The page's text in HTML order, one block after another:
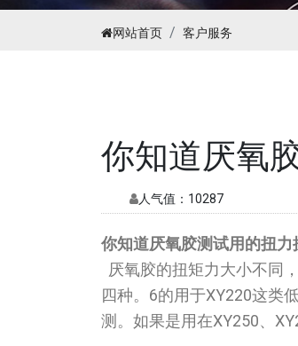
网站首页 客户服务
你知道厌氧
人气值： 10287
你知道厌氧胶测试用的扭力
厌氧胶的扭矩力大小不同
四种。6的用于XY220这类
测。如果是用在XY250、